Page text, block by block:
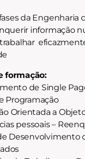
da Engenharia
informação
formação:
de Single
Programação
Orientada a
pessoais –
Desenvolvimento